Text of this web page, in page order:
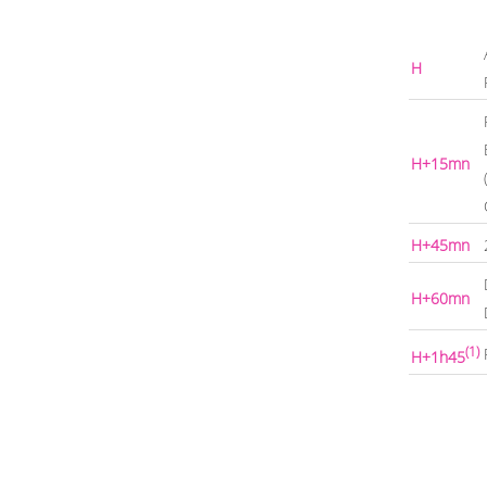
H
H+15mn
H+45mn
H+60mn
H+1h45(1)